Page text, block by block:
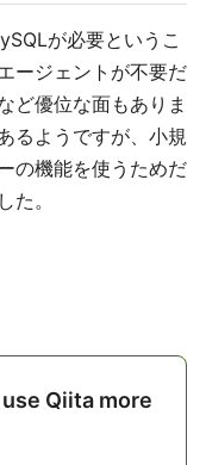
が必要というこ
ージェントが不要だ
ど優位な面もありま
るようですが、小規
の機能を使うためだ
た。
Qiita more